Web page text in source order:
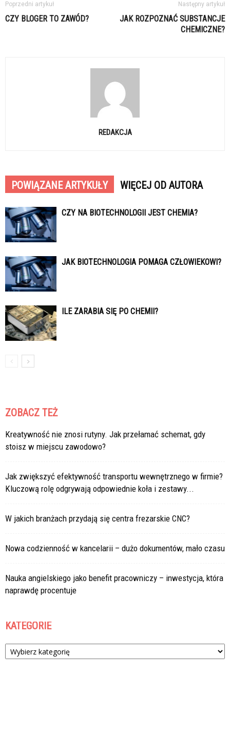
Poprzedni artykuł
CZY BLOGER TO ZAWÓD?
Następny artykuł
JAK ROZPOZNAĆ SUBSTANCJE
CHEMICZNE?
REDAKCJA
POWIĄZANE ARTYKUŁY WIĘCEJ OD AUTORA
CZY NA BIOTECHNOLOGII JEST CHEMIA?
JAK BIOTECHNOLOGIA POMAGA CZŁOWIEKOWI?
ILE ZARABIA SIĘ PO CHEMII?
ZOBACZ TEŻ
Kreatywność nie znosi rutyny. Jak przełamać schemat, gdy
stoisz w miejscu zawodowo?
Jak zwiększyć efektywność transportu wewnętrznego w firmie?
Kluczową rolę odgrywają odpowiednie koła i zestawy...
W jakich branżach przydają się centra frezarskie CNC?
Nowa codzienność w kancelarii – dużo dokumentów, mało czasu
Nauka angielskiego jako benefit pracowniczy – inwestycja, która
naprawdę procentuje
KATEGORIE
Kategorie